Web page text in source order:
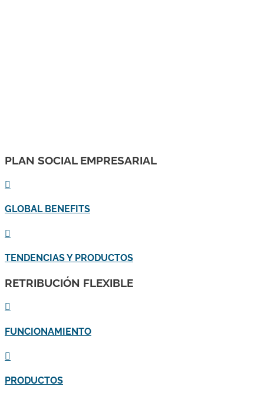
PLAN SOCIAL EMPRESARIAL

GLOBAL BENEFITS

TENDENCIAS Y PRODUCTOS
RETRIBUCIÓN FLEXIBLE

FUNCIONAMIENTO

PRODUCTOS